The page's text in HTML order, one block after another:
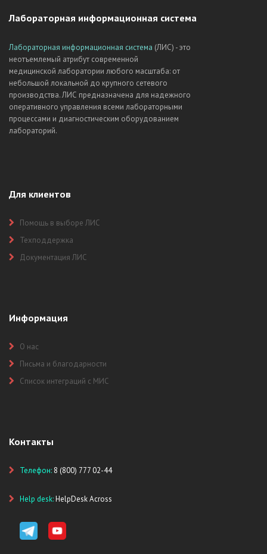
Лабораторная информационная система
Лабораторная информационная система (ЛИС) - это
неотъемлемый атрибут современной
медицинской лаборатории любого масштаба: от
небольшой локальной до крупного сетевого
производства. ЛИС предназначена для надежного
оперативного управления всеми лабораторными
процессами и диагностическим оборудованием
лабораторий.
Для клиентов
Помощь в выборе ЛИС
Техподдержка
Документация ЛИС
Информация
О нас
Письма и благодарности
Список интеграций с МИС
Контакты
Телефон: 8 (800) 777 02-44
Help desk:HelpDesk Across